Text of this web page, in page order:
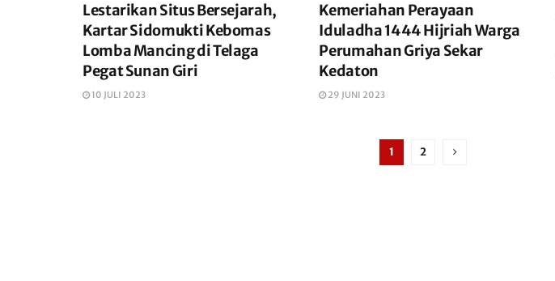
Lestarikan Situs Bersejarah,
Kartar Sidomukti Kebomas
Lomba Mancing di Telaga
Pegat Sunan Giri
10 JULI 2023
Kemeriahan Perayaan
Iduladha 1444 Hijriah Warga
Perumahan Griya Sekar
Kedaton
29 JUNI 2023
1 2